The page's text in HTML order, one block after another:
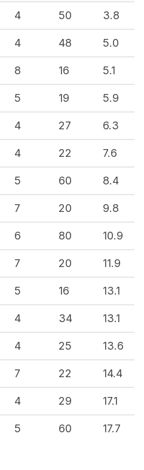
4 50 3.8
4 48 5.0
8 16 5.1
5 19 5.9
4 27 6.3
4 22 7.6
5 60 8.4
7 20 9.8
6 80 10.9
7 20 11.9
5 16 13.1
4 34 13.1
4 25 13.6
7 22 14.4
4 29 17.1
5 60 17.7